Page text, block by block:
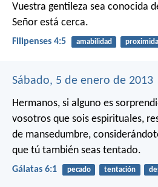
Vuestra gentileza sea conocida
Señor está cerca.
Filipenses 4:5 amabilidad
Sábado, 5 de enero de 2013
Hermanos, si alguno es
vosotros que sois espirituales,
de mansedumbre,
que tú también seas tentado.
Gálatas 6:1 pecado tentación